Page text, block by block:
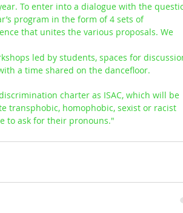
To enter into a dialogue with the
program in the form of 4 sets of
that unites the various proposals. We
led by students, spaces for
a time shared on the dancefloor.
charter as ISAC, which will be
transphobic, homophobic, sexist or racist
to ask for their pronouns."